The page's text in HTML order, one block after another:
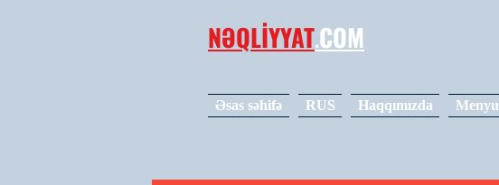
NƏQLİYYAT.COM
Əsas səhifə RUS Haqqımızda Menyu